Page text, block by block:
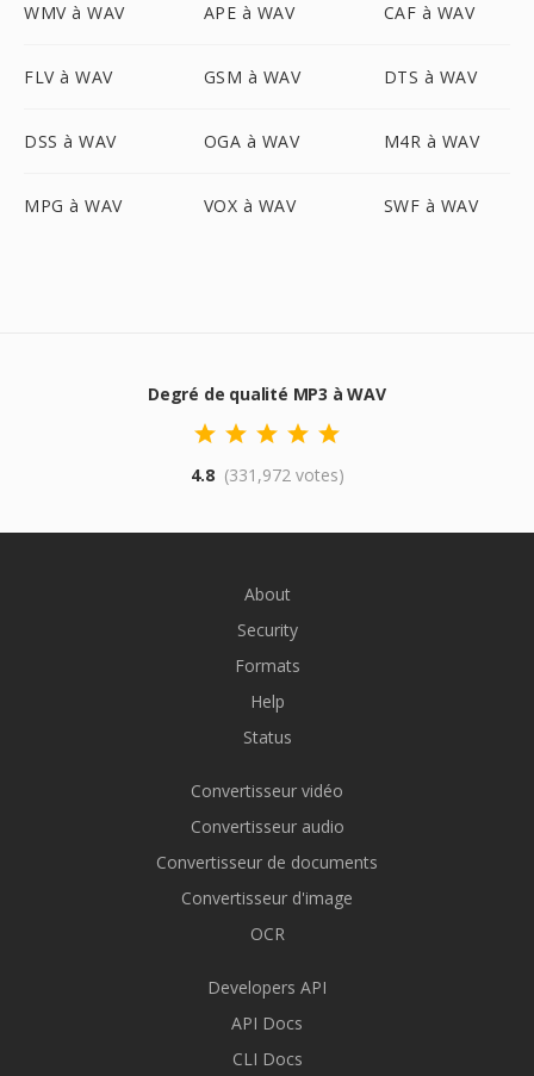
WMV à WAV APE à WAV CAF à WAV
FLV à WAV GSM à WAV DTS à WAV
DSS à WAV OGA à WAV M4R à WAV
MPG à WAV VOX à WAV SWF à WAV
Degré de qualité MP3 à WAV
4.8 (331,972 votes)
About
Security
Formats
Help
Status
Convertisseur vidéo
Convertisseur audio
Convertisseur de documents
Convertisseur d'image
OCR
Developers API
API Docs
CLI Docs